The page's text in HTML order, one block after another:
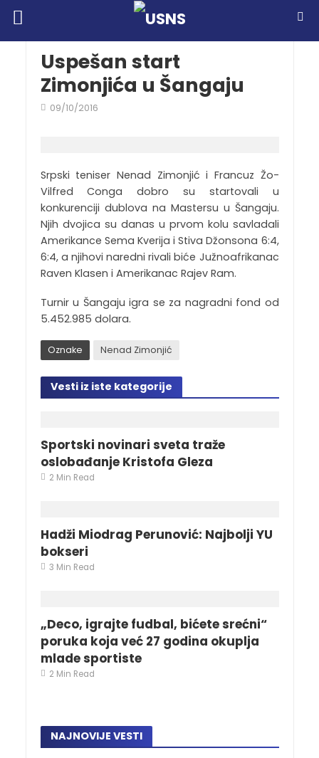
Uspešan start
Zimonjića u Šangaju
09/10/2016
Srpski teniser Nenad Zimonjić i Francuz Žo-
Vilfred Conga dobro su startovali u
konkurenciji dublova na Mastersu u Šangaju.
Njih dvojica su danas u prvom kolu savladali
Amerikance Sema Kverija i Stiva Džonsona 6:4,
6:4, a njihovi naredni rivali biće Južnoafrikanac
Raven Klasen i Amerikanac Rajev Ram.
Turnir u Šangaju igra se za nagradni fond od
5.452.985 dolara.
Oznake Nenad Zimonjić
Vesti iz iste kategorije
Sportski novinari sveta traže
oslobađanje Kristofa Gleza
2 Min Read
Hadži Miodrag Perunović: Najbolji YU
bokseri
3 Min Read
„Deco, igrajte fudbal, bićete srećni“
poruka koja već 27 godina okuplja
mlade sportiste
2 Min Read
NAJNOVIJE VESTI